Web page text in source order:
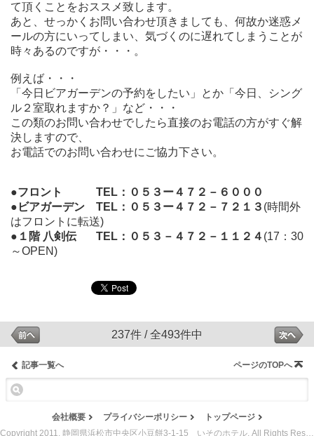
て頂くことをおススメ致します。
あと、せっかくお問い合わせ頂きましても、何故か迷惑メ
ールの方にいってしまい、気づくのに遅れてしまうことが
時々あるのですが・・・。
例えば・・・
「今日ビアガーデンの予約をしたい」とか「今日、シング
ル２室取れますか？」など・・・
この類のお問い合わせでしたら直接のお電話の方がすぐ解
決しますので、
お電話でのお問い合わせにご協力下さい。
●フロント TEL：０５３ー４７２－６０００
●ビアガーデン TEL：０５３ー４７２－７２１３ (時間外
はフロントに転送)
●１階 八剣伝 TEL：０５３－４７２－１１２４ (17：30
～OPEN)
237件 / 全493件中
記事一覧へ ページのTOPへ
会社概要 プライバシーポリシー
トップページ
Copyright 2011. 静岡県浜松市中央区小豆餅3-1-15 いそのホテル. All Rights Reserved.